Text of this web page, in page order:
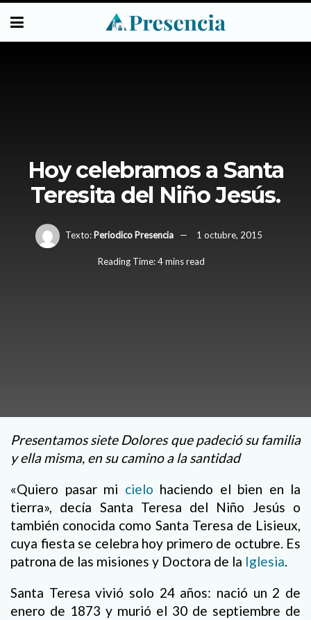
Hoy celebramos a Santa
Teresita del Niño Jesús.
Texto: Periodico Presencia 1 octubre, 2015
Reading Time: 4 mins read
Presentamos siete Dolores que padeció su familia
y ella misma, en su camino a la santidad
«Quiero pasar mi cielo haciendo el bien en la
tierra», decía Santa Teresa del Niño Jesús o
también conocida como Santa Teresa de Lisieux,
cuya fiesta se celebra hoy primero de octubre. Es
patrona de las misiones y Doctora de la Iglesia.
Santa Teresa vivió solo 24 años: nació un 2 de
enero de 1873 y murió el 30 de septiembre de